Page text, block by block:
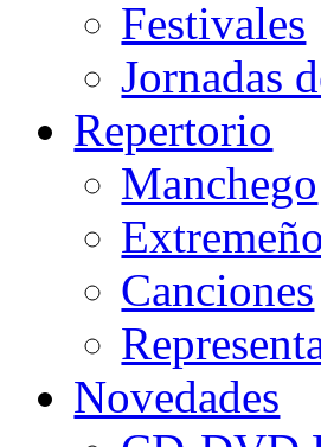
Festivales
Jornadas
Repertorio
Manchego
Extremeño
Canciones
Novedades